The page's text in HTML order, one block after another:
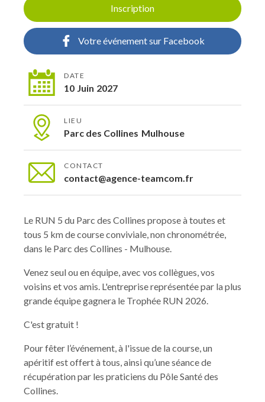
Le RUN 5 du Parc des Collines propose à toutes et
tous 5 km de course conviviale, non chronométrée,
dans le Parc des Collines - Mulhouse.
Venez seul ou en équipe, avec vos collègues, vos
voisins et vos amis. L'entreprise représentée par la plus
grande équipe gagnera le Trophée RUN 2026.
C'est gratuit !
Pour fêter l’événement, à l'issue de la course, un
apéritif est offert à tous, ainsi qu’une séance de
récupération par les praticiens du Pôle Santé des
Collines.
Inscription
Votre événement sur Facebook
DATE
10 Juin 2027
LIEU
Parc des Collines Mulhouse
CONTACT
contact@agence-teamcom.fr